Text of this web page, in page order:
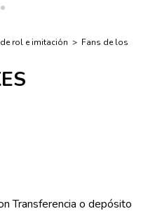
rol e imitación > Fans de los
Transferencia o depósito